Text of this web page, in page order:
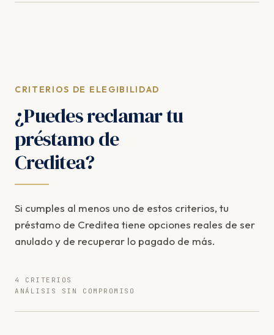
CRITERIOS DE ELEGIBILIDAD
¿Puedes reclamar tu
préstamo de
Creditea?
Si cumples al menos uno de estos criterios, tu
préstamo de Creditea tiene opciones reales de ser
anulado y de recuperar lo pagado de más.
4 CRITERIOS
ANÁLISIS SIN COMPROMISO